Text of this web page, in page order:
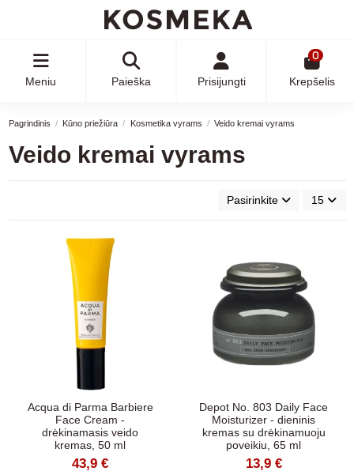
Meniu Paieška Prisijungti
0
Krepšelis
Pagrindinis Kūno priežiūra Kosmetika vyrams Veido kremai vyrams
Veido kremai vyrams
Pasirinkite 15
Acqua di Parma Barbiere
Face Cream -
drėkinamasis veido
kremas, 50 ml
43,9 €
Depot No. 803 Daily Face
Moisturizer - dieninis
kremas su drėkinamuoju
poveikiu, 65 ml
13,9 €